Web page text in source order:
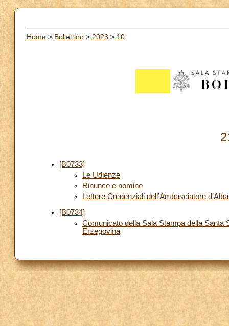
Home > Bollettino > 2023 > 10
[B0733]
Le Udienze
Rinunce e nomine
Lettere Credenziali dell’Ambasciatore
[B0734]
Comunicato della Sala Stampa della Santa
Erzegovina